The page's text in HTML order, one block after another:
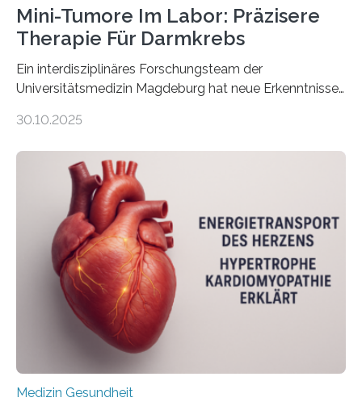
Mini-Tumore Im Labor: Präzisere
Therapie Für Darmkrebs
Ein interdisziplinäres Forschungsteam der
Universitätsmedizin Magdeburg hat neue Erkenntnisse
behandelt werden kann. In ihrer aktuellen Studie,
Oncology, zeigen die Forschenden, dass Mini-Tumore
aus Gewebe von Patientinnen und Patienten –
sogenannte Organoide – genutzt werden können, um
vorab zu prüfen, welche Medikamente am besten
wirken. Dabei wurde ein Eiweiß identifiziert, das künftig
als Biomarker für die Wahl der passenden Therapie
dienen könnte. Darmkrebs zählt weltweit zu den
häufigsten Krebsarten und stellt…
30.10.2025
Medizin Gesundheit